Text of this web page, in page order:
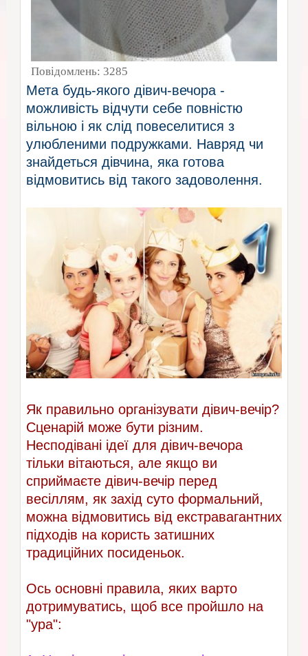
Повідомлень: 3285
Мета будь-якого дівич-вечора -
можливість відчути себе повністю
вільною і як слід повеселитися з
улюбленими подружками. Навряд чи
знайдеться дівчина, яка готова
відмовитись від такого задоволення.
Як правильно організувати дівич-вечір?
Сценарій може бути різним.
Несподівані ідеї для дівич-вечора
тільки вітаються, але якщо ви
сприймаєте дівич-вечір перед
весіллям, як захід суто формальний,
можна відмовитись від екстравагантних
підходів на користь затишних
традиційних посиденьок.
Ось основні правила, яких варто
дотримуватись, щоб все пройшло на
"ура":